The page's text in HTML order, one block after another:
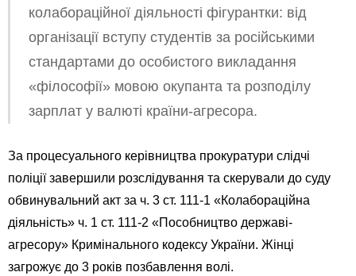
колабораційної діяльності фігурантки: від
організації вступу студентів за російськими
стандартами до особистого викладання
«філософії» мовою окупанта та розподілу
зарплат у валюті країни-агресора.
За процесуального керівництва прокуратури слідчі
поліції завершили розслідування та скерували до суду
обвинувальний акт за ч. 3 ст. 111-1 «Колабораційна
діяльність» ч. 1 ст. 111-2 «Пособництво державі-
агресору» Кримінального кодексу України. Жінці
загрожує до 3 років позбавлення волі.